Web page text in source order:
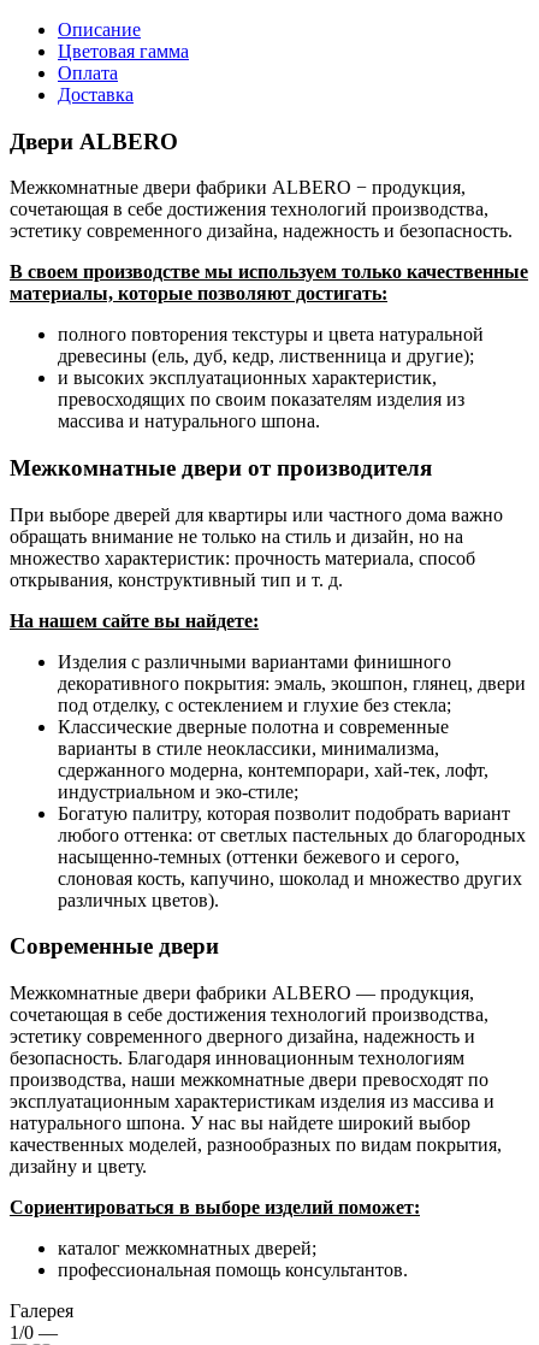
Описание
Цветовая гамма
Оплата
Доставка
Двери ALBERO
Межкомнатные двери фабрики ALBERO − продукция,
сочетающая в себе достижения технологий производства,
эстетику современного дизайна, надежность и безопасность.
В своем производстве мы используем только качественные
материалы, которые позволяют достигать:
полного повторения текстуры и цвета натуральной
древесины (ель, дуб, кедр, лиственница и другие);
и высоких эксплуатационных характеристик,
превосходящих по своим показателям изделия из
массива и натурального шпона.
Межкомнатные двери от производителя
При выборе дверей для квартиры или частного дома важно
обращать внимание не только на стиль и дизайн, но на
множество характеристик: прочность материала, способ
открывания, конструктивный тип и т. д.
На нашем сайте вы найдете:
Изделия с различными вариантами финишного
декоративного покрытия: эмаль, экошпон, глянец, двери
под отделку, с остеклением и глухие без стекла;
Классические дверные полотна и современные
варианты в стиле неоклассики, минимализма,
сдержанного модерна, контемпорари, хай-тек, лофт,
индустриальном и эко-стиле;
Богатую палитру, которая позволит подобрать вариант
любого оттенка: от светлых пастельных до благородных
насыщенно-темных (оттенки бежевого и серого,
слоновая кость, капучино, шоколад и множество других
различных цветов).
Современные двери
Межкомнатные двери фабрики ALBERO — продукция,
сочетающая в себе достижения технологий производства,
эстетику современного дверного дизайна, надежность и
безопасность. Благодаря инновационным технологиям
производства, наши межкомнатные двери превосходят по
эксплуатационным характеристикам изделия из массива и
натурального шпона. У нас вы найдете широкий выбор
качественных моделей, разнообразных по видам покрытия,
дизайну и цвету.
Сориентироваться в выборе изделий поможет:
каталог межкомнатных дверей;
профессиональная помощь консультантов.
Галерея
1/0 —